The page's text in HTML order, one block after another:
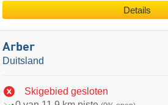
Details
Arber
Duitsland
Skigebied gesloten